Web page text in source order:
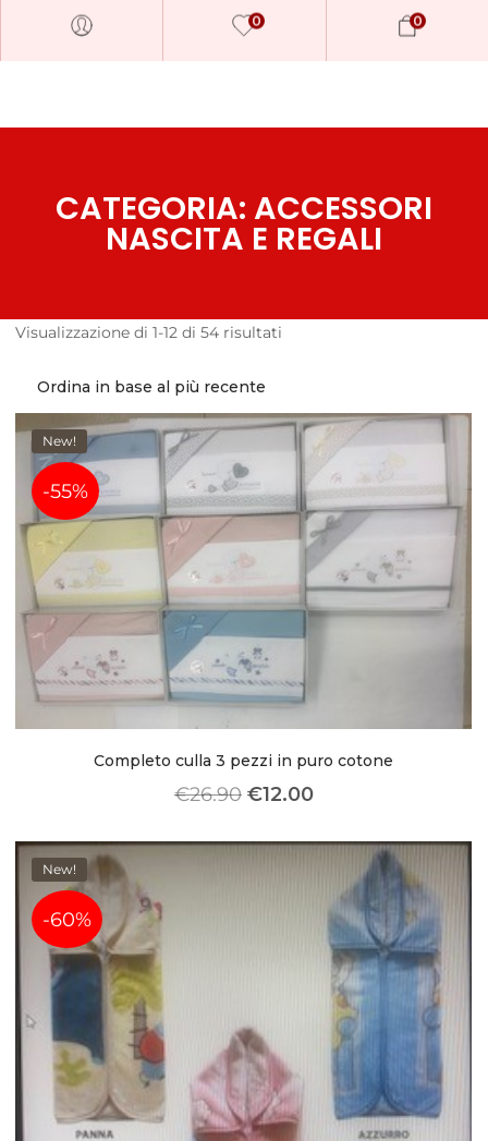
world visit Envato to buy and
sell creative assets, use smart
design templates, learn
creative skills or even hire
freelancers. With an industry-
leading marketplace paired
with an unlimited subscription
service, Envato helps creatives
like you get projects done
faster.
Community
Meetups
0 0
CATEGORIA: ACCESSORI
NASCITA E REGALI
Visualizzazione di 1-12 di 54 risultati
New!
-55%
Completo culla 3 pezzi in puro cotone
€26.90 €12.00
New!
-60%